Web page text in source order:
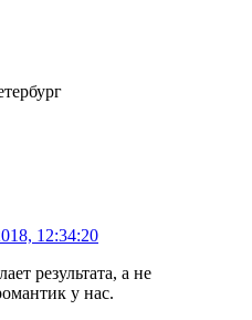
12:34:20
результата, а не
у нас.